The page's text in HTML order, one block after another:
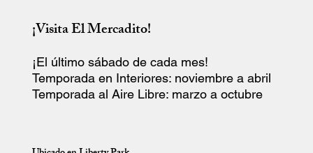
¡Visita El Mercadito!
¡El último sábado de cada mes!
Temporada en Interiores: noviembre a abril
Temporada al Aire Libre: marzo a octubre